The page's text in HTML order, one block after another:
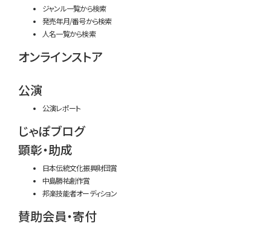
ジャンル一覧から検索
発売年月/番号から検索
人名一覧から検索
オンラインストア
公演
公演レポート
じゃぽブログ
顕彰・助成
日本伝統文化振興財団賞
中島勝祐創作賞
邦楽技能者オーディション
賛助会員・寄付